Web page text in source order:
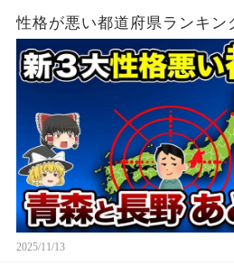
性格が悪い都道府県ランキン
2025/11/13